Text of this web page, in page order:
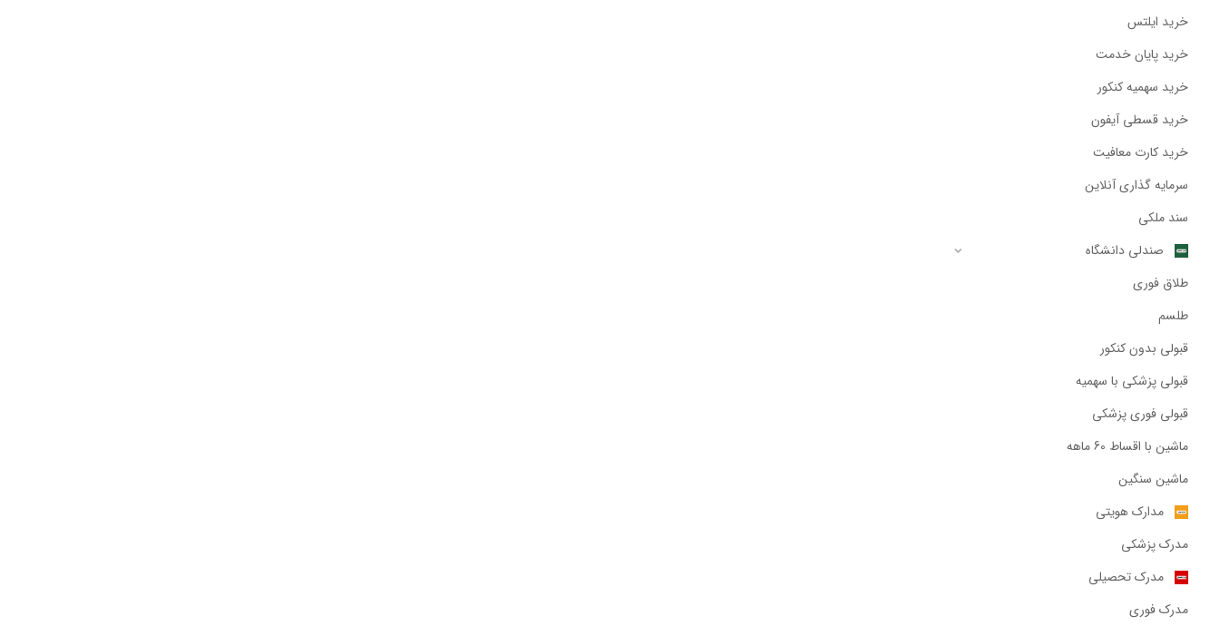
خرید ایلتس
خرید پایان خدمت
خرید سهمیه کنکور
خرید قسطی آیفون
خرید کارت معافیت
سرمایه گذاری آنلاین
سند ملکی
صندلی دانشگاه
طلاق فوری
طلسم
قبولی بدون کنکور
قبولی پزشکی با سهمیه
قبولی فوری پزشکی
ماشین با اقساط 60 ماهه
ماشین سنگین
مدارک هویتی
مدرک پزشکی
مدرک تحصیلی
مدرک فوری